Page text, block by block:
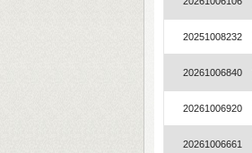
20251008232
20261006840
20261006920
20261006661